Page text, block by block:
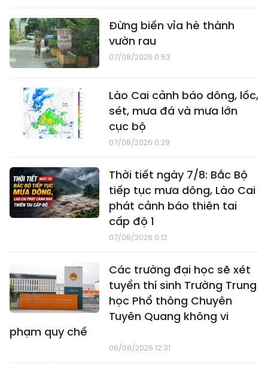
Đừng biến vỉa hè thành
vườn rau
07/08/2026 0:53
Lào Cai cảnh báo dông, lốc,
sét, mưa đá và mưa lớn
cục bộ
07/08/2026 0:29
Thời tiết ngày 7/8: Bắc Bộ
tiếp tục mưa dông, Lào Cai
phát cảnh báo thiên tai
cấp độ 1
07/08/2026 0:12
Các trường đại học sẽ xét
tuyển thí sinh Trường Trung
học Phổ thông Chuyên
Tuyên Quang không vi
phạm quy chế
06/08/2026 12:31